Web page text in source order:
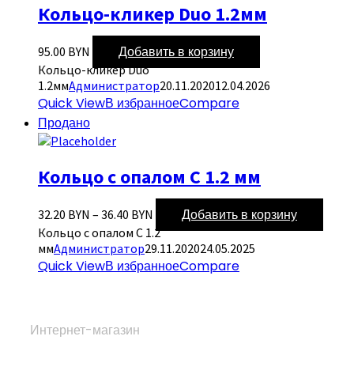
Кольцо-кликер Duo 1.2мм
95.00 BYN Добавить в корзину
Кольцо-кликер Duo
1.2ммАдминистратор20.11.202012.04.2026
Quick ViewВ избранноеCompare
Продано
Кольцо с опалом С 1.2 мм
32.20 BYN – 36.40 BYN Добавить в корзину
Кольцо с опалом С 1.2
ммАдминистратор29.11.202024.05.2025
Quick ViewВ избранноеCompare
Интернет-магазин